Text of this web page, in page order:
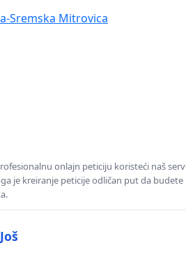
Sremska Mitrovica
onlajn peticiju koristeći naš
je kreiranje peticije odličan put da budete
Još